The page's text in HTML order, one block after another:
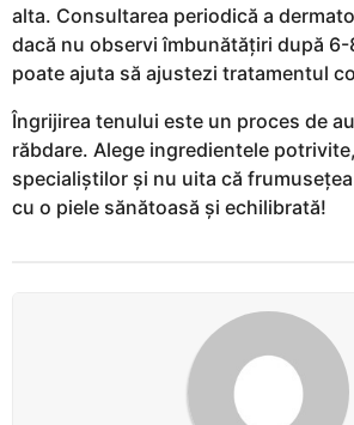
alta. Consultarea periodică a
dacă nu observi îmbunătățiri după
poate ajuta să ajustezi tratamentul
Îngrijirea tenului este un proces de
răbdare. Alege ingredientele
specialiștilor și nu uita că
cu o piele sănătoasă și echilibrată!